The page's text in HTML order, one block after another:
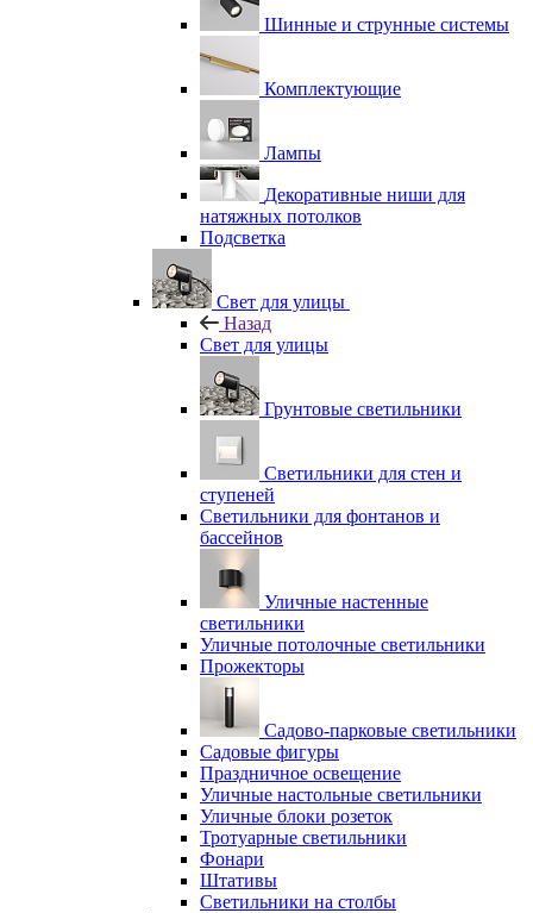
Шинные и струнные системы
Комплектующие
Лампы
Декоративные ниши для
натяжных потолков
Подсветка
Свет для улицы
Назад
Свет для улицы
Грунтовые светильники
Светильники для стен и
ступеней
Светильники для фонтанов и
бассейнов
Уличные настенные
светильники
Уличные потолочные светильники
Прожекторы
Садово-парковые светильники
Садовые фигуры
Праздничное освещение
Уличные настольные светильники
Уличные блоки розеток
Тротуарные светильники
Фонари
Штативы
Светильники на столбы